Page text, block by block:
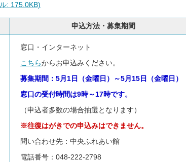
: 175.0KB)
申込方法・募集期間
窓口・インターネット
こちらからお申込みください。
募集期間：5月1日（金曜日）～5月15日（金曜日）
窓口の受付時間は9時～17時です。
（申込者多数の場合抽選となります）
※往復はがきでの申込みはできません。
問い合わせ先：中央ふれあい館
電話番号：048-222-2798